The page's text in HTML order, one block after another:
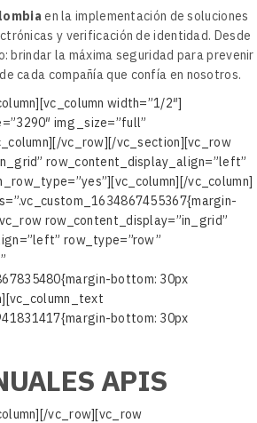
en la implementación de soluciones
y verificación de identidad. Desde
brindar la máxima seguridad para prevenir
cada compañía que confía en nosotros.
width=”1/2″]
img_size=”full”
vc_row][/vc_section][vc_row
row_content_display_align=”left”
vc_column]
row_content_display=”in_grid”
row_type=”row”
bottom: 30px
bottom: 30px
APIS
vc_row][vc_row